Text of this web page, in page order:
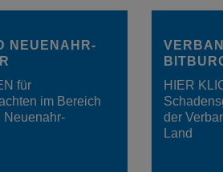
NEUENAHR-
für
im Bereich
Neuenahr-
HIER
der
Land